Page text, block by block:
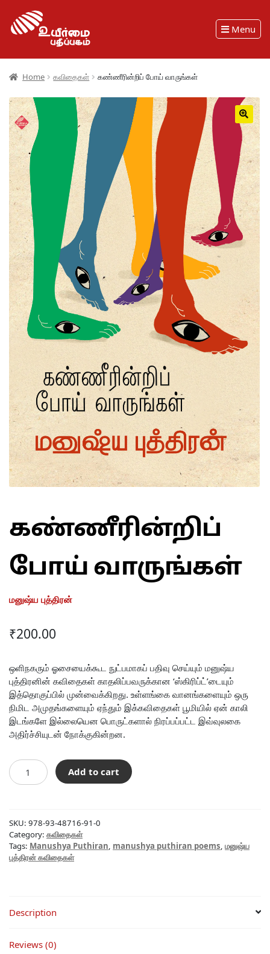
Menu
Home கவிதைகள் கண்ணீரின்றிப் போய் வாருங்கள்
கண்ணீரின்றிப்
போய் வாருங்கள்
மனுஷ்ய புத்திரன்
₹200.00
ஒளிநகரும் ஓசையைக்கூட நுட்பமாகப் பதிவு செய்யும் மனுஷ்ய
புத்திரனின் கவிதைகள் காதலிப்பவருக்கான ‘ஸ்கிரிப்ட்’டையும்
இத்தொகுப்பில் முன்வைக்கிறது. உள்ளங்கை வானங்களையும் ஒரு
நிமிட அமுதங்களையும் ஏந்தும் இக்கவிதைகள் பூமியில் ஏன் காலி
இடங்களே இல்லையென பொருட்களால் நிரப்பப்பட்ட இவ்வுலகை
அதிர்ச்சியுடன் நோக்குகின்றன.
கண்ணீரின்றிப்
போய்
Add to cart
SKU: 978-93-48716-91-0
Category: கவிதைகள்
Tags: Manushya Puthiran, manushya puthiran poems, மனுஷ்ய
புத்திரன் கவிதைகள்
Description
Reviews (0)